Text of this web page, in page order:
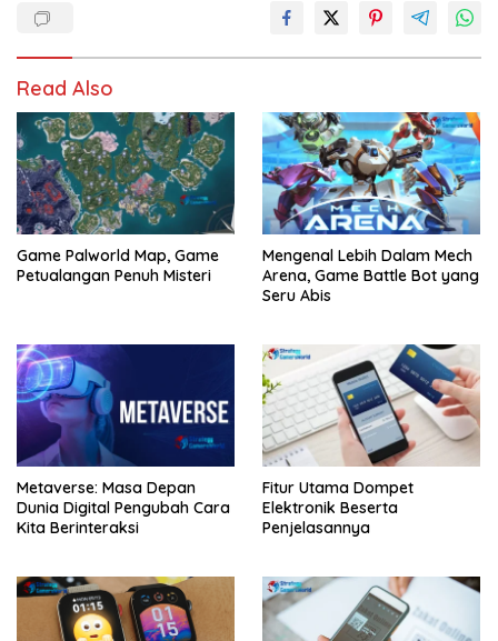
Read Also
Game Palworld Map, Game
Petualangan Penuh Misteri
Mengenal Lebih Dalam Mech
Arena, Game Battle Bot yang
Seru Abis
Metaverse: Masa Depan
Dunia Digital Pengubah Cara
Kita Berinteraksi
Fitur Utama Dompet
Elektronik Beserta
Penjelasannya